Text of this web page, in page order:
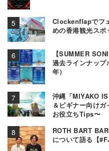
Clockenflapでフ
めの香港観光スポ
【SUMMER
過去ラインナッ
年）
沖縄「MIYAKO
＆ビギナー向け
お役立ちTips〜
ROTH BART
について語る【